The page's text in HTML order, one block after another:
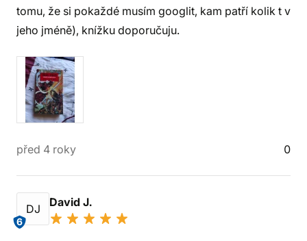
tomu, že si pokaždé musím googlit, kam patří kolik t v
jeho jméně), knížku doporučuju.
před 4 roky 0
DJ
6
David J.